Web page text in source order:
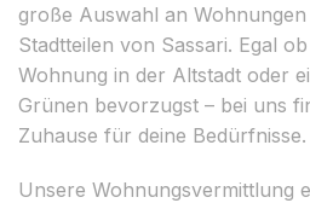
große Auswahl an
Stadtteilen von Sassari. Egal
Wohnung in der Altstadt oder
Grünen bevorzugst – bei uns
Zuhause für deine Bedürfnisse.
Unsere Wohnungsvermittlung